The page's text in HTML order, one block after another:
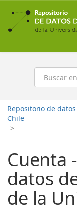
Ir
contenido
principal
Buscar
Repositorio de
Chile
>
Cuenta
datos
de la